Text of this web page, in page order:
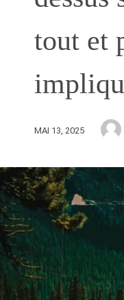
tout et
MAI 13, 2025